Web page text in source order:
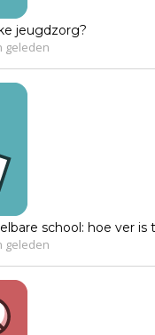
jeugdzorg?
geleden
school: hoe ver is
geleden